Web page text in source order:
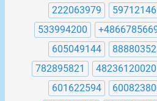
222063979
533994200
605049144
782895821
48236120020
601622594